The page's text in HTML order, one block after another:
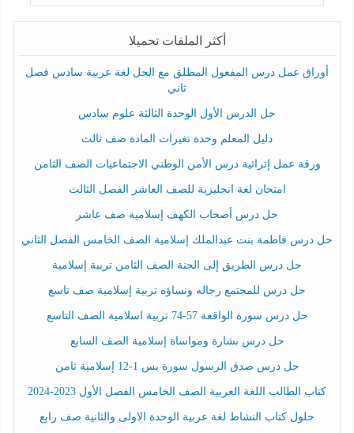
أكثر الملفات تحميلا
أوراق عمل درس المفعول المطلق مع الحل لغة عربية سادس فصل
ثاني
حل الدرس الأول الوحدة الثالثة علوم سادس
دليل المعلم وحدة تغيرات المادة صف ثالث
ورقة عمل إثرائية درس الأمن الوطني الاجتماعيات الصف الثامن
امتحان لغة انجليزية للصف العاشر الفصل الثالث
حل درس أصحاب الكهف إسلامية صف عاشر
حل درس فاطمة بنت عبدالملك إسلامية الصف الخامس الفصل الثاني
حل درس الطريق إلى الجنة الصف الثامن تربية إسلامية
حل درس للمجتمع رجاله ونساؤه تربية إسلامية صف تاسع
حل درس سورة الواقعة 57-74 تربية اسلامية الصف التاسع
حل درس بشارة ومواساة إسلامية الصف السابع
حل درس صدق الرسول سورة يس 1-12 إسلامية ثامن
كتاب الطالب اللغة العربية الصف الخامس الفصل الأول 2023-2024
حلول كتاب النشاط لغة عربية الوحدة الاولى والثانية صف رابع